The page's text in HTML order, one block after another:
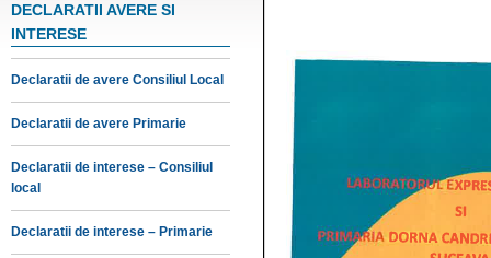
DECLARATII AVERE SI
INTERESE
Declaratii de avere Consiliul Local
Declaratii de avere Primarie
Declaratii de interese – Consiliul
local
Declaratii de interese – Primarie